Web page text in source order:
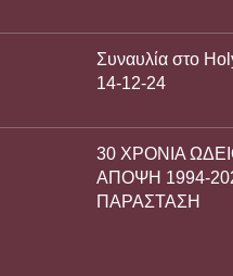
Συναυλία στο
14-12-24
30 ΧΡΟΝΙΑ
ΑΠΟΨΗ 1994-
ΠΑΡΑΣΤΑΣΗ